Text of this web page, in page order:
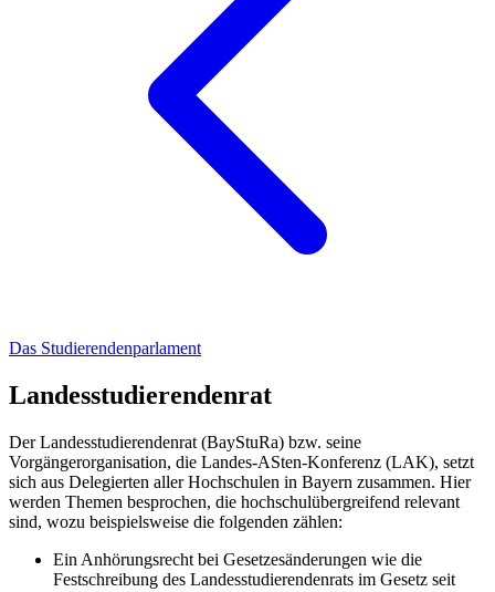
Das Studierendenparlament
Landesstudierendenrat
Der Landesstudierendenrat (BayStuRa) bzw. seine
Vorgängerorganisation, die Landes-ASten-Konferenz (LAK), setzt
sich aus Delegierten aller Hochschulen in Bayern zusammen. Hier
werden Themen besprochen, die hochschulübergreifend relevant
sind, wozu beispielsweise die folgenden zählen:
Ein Anhörungsrecht bei Gesetzesänderungen wie die
Festschreibung des Landesstudierendenrats im Gesetz seit